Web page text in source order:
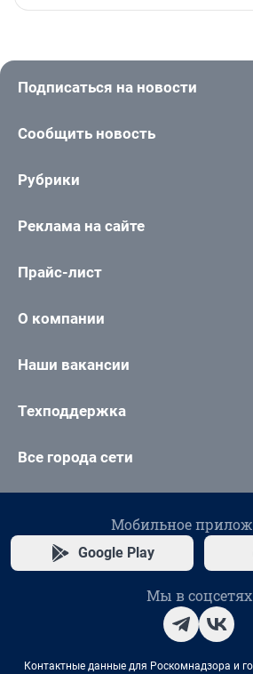
Подписаться на новости
Сообщить новость
Рубрики
Реклама на сайте
Прайс-лист
О компании
Наши вакансии
Техподдержка
Все города сети
Мобильное
Google Play
Мы в соцсетях
Контактные данные для Роскомнадзора и